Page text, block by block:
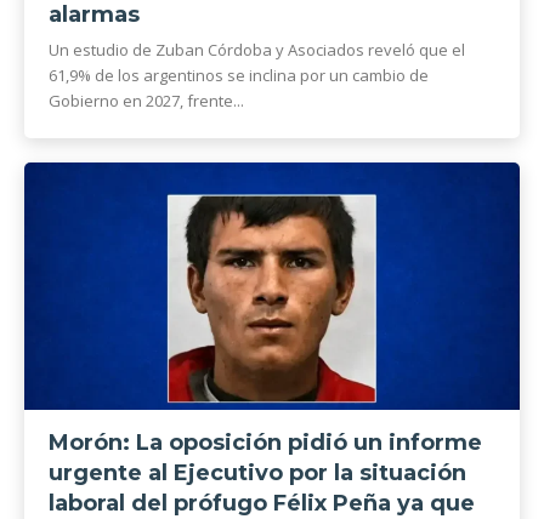
alarmas
Un estudio de Zuban Córdoba y Asociados reveló que el
61,9% de los argentinos se inclina por un cambio de
Gobierno en 2027, frente...
Morón: La oposición pidió un informe
urgente al Ejecutivo por la situación
laboral del prófugo Félix Peña ya que